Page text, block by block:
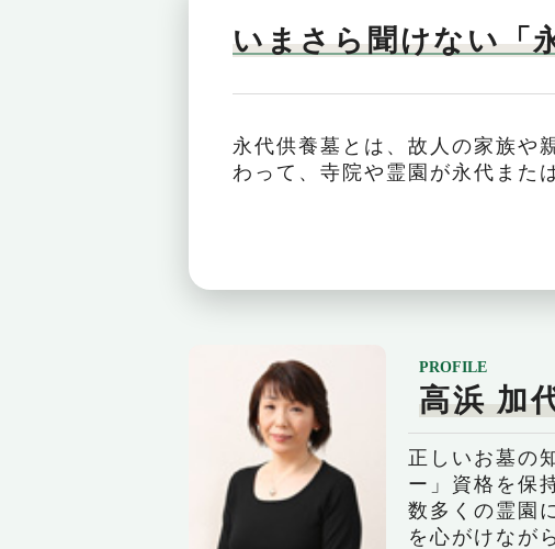
いまさら聞けない「
永代供養墓とは、故人の家族や
わって、寺院や霊園が永代また
PROFILE
高浜 加
正しいお墓の
ー」資格を保
数多くの霊園
を心がけなが